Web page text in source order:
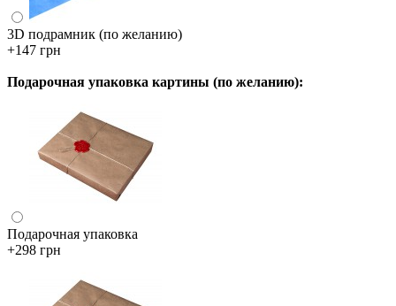
3D подрамник (по желанию)
+147 грн
Подарочная упаковка картины (по желанию):
Подарочная упаковка
+298 грн